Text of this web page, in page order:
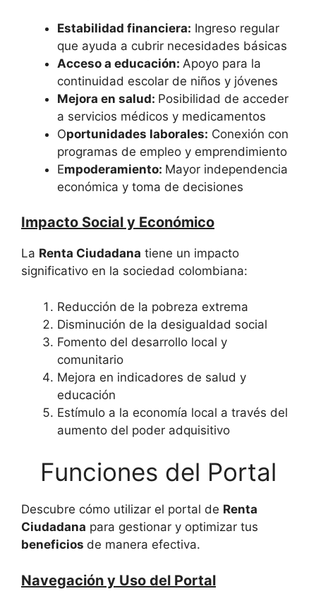
Estabilidad financiera: Ingreso regular
que ayuda a cubrir necesidades básicas
Acceso a educación: Apoyo para la
continuidad escolar de niños y jóvenes
Mejora en salud: Posibilidad de acceder
a servicios médicos y medicamentos
Oportunidades laborales: Conexión con
programas de empleo y emprendimiento
Empoderamiento: Mayor independencia
económica y toma de decisiones
Impacto Social y Económico
La Renta Ciudadana tiene un impacto
significativo en la sociedad colombiana:
Reducción de la pobreza extrema
Disminución de la desigualdad social
Fomento del desarrollo local y
comunitario
Mejora en indicadores de salud y
educación
Estímulo a la economía local a través del
aumento del poder adquisitivo
Funciones del Portal
Descubre cómo utilizar el portal de Renta
Ciudadana para gestionar y optimizar tus
beneficios de manera efectiva.
Navegación y Uso del Portal